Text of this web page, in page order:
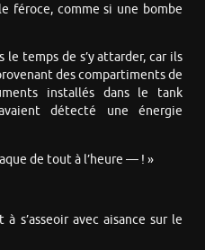
féroce, comme si une bombe
le temps de s’y attarder, car ils
des compartiments de
installés dans le tank
détecté une énergie
de tout à l’heure — ! »
s’asseoir avec aisance sur le